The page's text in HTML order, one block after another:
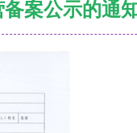
案公示的通